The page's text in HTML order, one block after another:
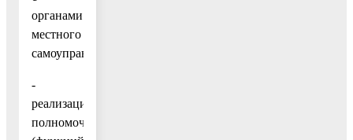
органами
местного
самоуправления;
-
реализация
полномочий